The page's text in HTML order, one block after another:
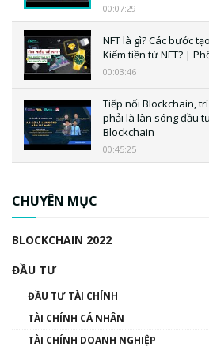
00:07:29
NFT là gì? Các bước
Kiếm tiền từ NFT? |
00:03:46
Tiếp nối Blockchain,
phải là làn sóng đầu
Blockchain
00:45:25
00:02:14
Nhìn lại năm 2022:
đến hệ sinh thái tiền
CHUYÊN MỤC
BLOCKCHAIN 2022
ĐẦU TƯ
ĐẦU TƯ TÀI CHÍNH
TÀI CHÍNH CÁ NHÂN
TÀI CHÍNH DOANH NGHIỆP